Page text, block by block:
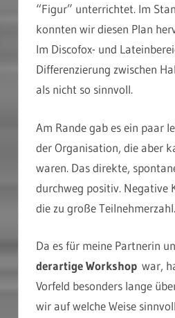
“Figur” unterrichtet. Im
konnten wir diesen Plan
Im Discofox- und
Differenzierung zwischen
als nicht so sinnvoll.
Am Rande gab es ein paar
der Organisation, die aber
waren. Das direkte,
durchweg positiv. Negative
die zu große Teilnehmerzahl.
Da es für meine Partnerin
derartige Workshop war,
Vorfeld besonders lange
wir auf welche Weise